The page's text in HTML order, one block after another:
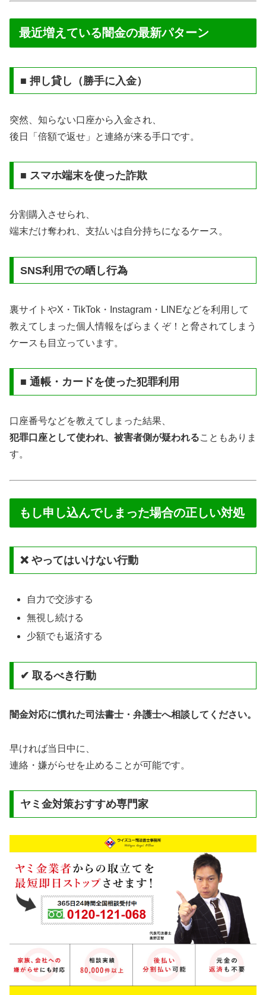
最近増えている闇金の最新パターン
■ 押し貸し（勝手に入金）
突然、知らない口座から入金され、
後日「倍額で返せ」と連絡が来る手口です。
■ スマホ端末を使った詐欺
分割購入させられ、
端末だけ奪われ、支払いは自分持ちになるケース。
SNS利用での晒し行為
裏サイトやX・TikTok・Instagram・LINEなどを利用して
教えてしまった個人情報をばらまくぞ！と脅されてしまう
ケースも目立っています。
■ 通帳・カードを使った犯罪利用
口座番号などを教えてしまった結果、
犯罪口座として使われ、被害者側が疑われることもありま
す。
もし申し込んでしまった場合の正しい対処
❌ やってはいけない行動
自力で交渉する
無視し続ける
少額でも返済する
✔ 取るべき行動
闇金対応に慣れた司法書士・弁護士へ相談してください。
早ければ当日中に、
連絡・嫌がらせを止めることが可能です。
ヤミ金対策おすすめ専門家